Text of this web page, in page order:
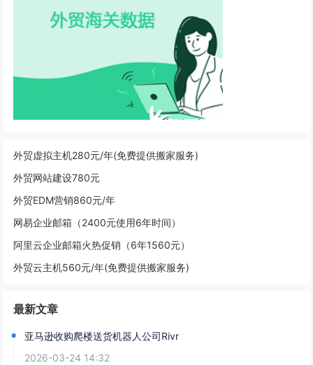
外贸虚拟主机280元/年(免费提供搬家服务)
外贸网站建设780元
外贸EDM营销860元/年
网易企业邮箱（2400元使用6年时间）
阿里云企业邮箱火热促销（6年1560元）
外贸云主机560元/年(免费提供搬家服务)
最新文章
亚马逊收购爬楼送货机器人公司Rivr
2026-03-24 14:32